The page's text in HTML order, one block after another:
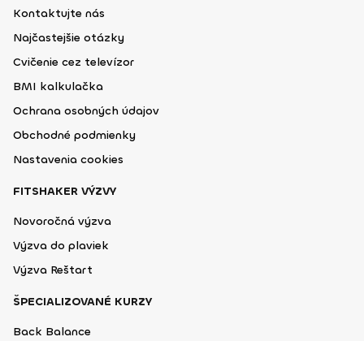
Kontaktujte nás
Najčastejšie otázky
Cvičenie cez televízor
BMI kalkulačka
Ochrana osobných údajov
Obchodné podmienky
Nastavenia cookies
FITSHAKER VÝZVY
Novoročná výzva
Výzva do plaviek
Výzva Reštart
ŠPECIALIZOVANÉ KURZY
Back Balance